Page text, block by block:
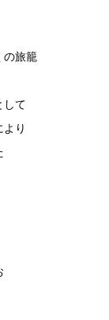
の旅籠
して
り